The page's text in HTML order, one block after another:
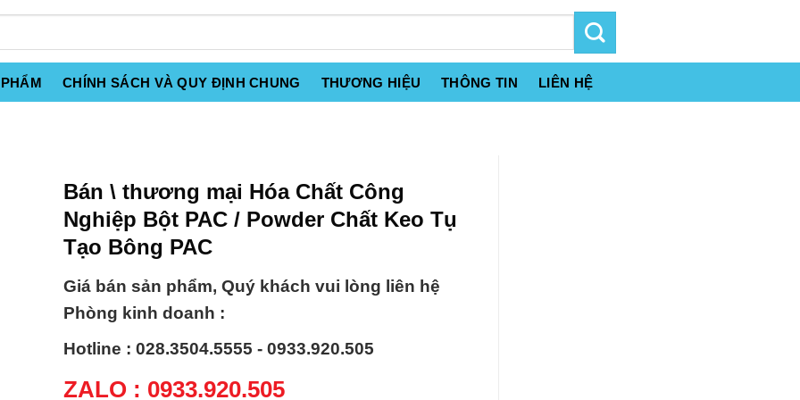
CHÍNH SÁCH VÀ QUY ĐỊNH CHUNG THƯƠNG HIỆU THÔNG TIN LIÊN HỆ
Bán \ thương mại Hóa Chất Công
Nghiệp Bột PAC / Powder Chất Keo Tụ
Tạo Bông PAC
Giá bán sản phẩm, Quý khách vui lòng liên hệ
Phòng kinh doanh :
Hotline : 028.3504.5555 - 0933.920.505
ZALO : 0933.920.505